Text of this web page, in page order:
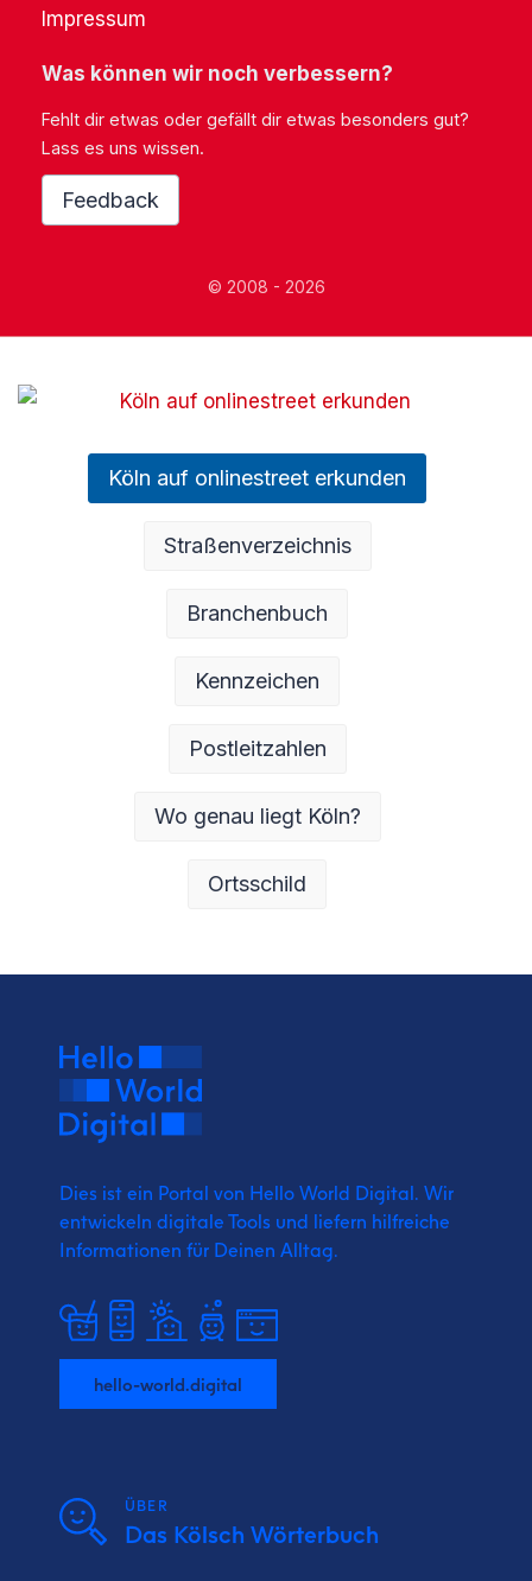
Impressum
Was können wir noch verbessern?
Fehlt dir etwas oder gefällt dir etwas besonders gut?
Lass es uns wissen.
Feedback
© 2008 - 2026
Köln auf onlinestreet erkunden
Straßenverzeichnis
Branchenbuch
Kennzeichen
Postleitzahlen
Wo genau liegt Köln?
Ortsschild
Dies ist ein Portal von Hello World Digital. Wir
entwickeln digitale Tools und liefern hilfreiche
Informationen für Deinen Alltag.
hello-world.digital
ÜBER
Das Kölsch Wörterbuch